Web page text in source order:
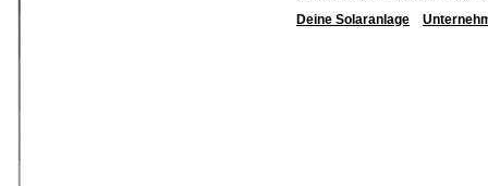
Deine Solaranlage